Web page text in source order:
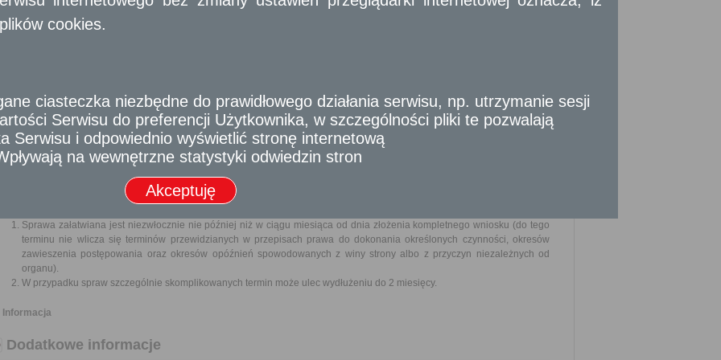
podziału lub przekształcenia, zgodnie z odrębnymi przepisami, przedsiębiorcy posiadającego licencję;
wygaśnięcia zezwolenia na wykonywanie zawodu przewoźnika drogowego - w przypadku licencji wspólnotowej.
Identyfikator.
Dowód wniesienia opłaty.
Odbiorca usługi
Obywatel,
Sprawa załatwiana jest niezwłocznie nie później niż w ciągu miesiąca od dnia złożenia kompletnego wniosku (do tego
terminu nie wlicza się terminów przewidzianych w przepisach prawa do dokonania określonych czynności, okresów
zawieszenia postępowania oraz okresów opóźnień spowodowanych z winy strony albo z przyczyn niezależnych od
organu).
W przypadku spraw szczególnie skomplikowanych termin może ulec wydłużeniu do 2 miesięcy.
Informacja
Dodatkowe informacje
cookies.
ciasteczka niezbędne do prawidłowego działania serwisu, np. utrzymanie sesji
Serwisu do preferencji Użytkownika, w szczególności pliki te pozwalają
Serwisu i odpowiednio wyświetlić stronę internetową
na wewnętrzne statystyki odwiedzin stron
Akceptuję